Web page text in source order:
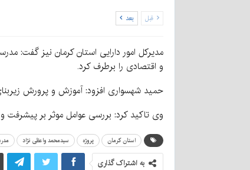
قبل بعد
مدیرکل امور دارایی استان کرمان نیز گفت:
و اقتصادی را برطرف کرد.
حمید شهسواری افزود: آموزش و پرورش
وی تاکید کرد: بررسی عوامل موثر بر پیشرفت
استان کرمان پروژه سیدمحمد واعظی نژاد
به اشتراک گذاری